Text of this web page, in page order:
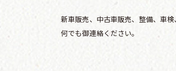
新車販売、中古車販売、整備、車
何でも御連絡ください。